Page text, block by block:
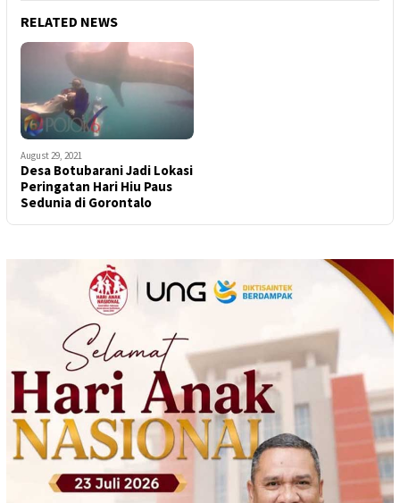
RELATED NEWS
August 29, 2021
Desa Botubarani Jadi Lokasi
Peringatan Hari Hiu Paus
Sedunia di Gorontalo